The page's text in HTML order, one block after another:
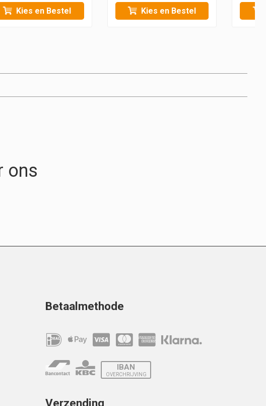
Kies en Bestel Kies en Bestel
ons
Betaalmethode
IBAN
OVERCHRIJVING
Verzending